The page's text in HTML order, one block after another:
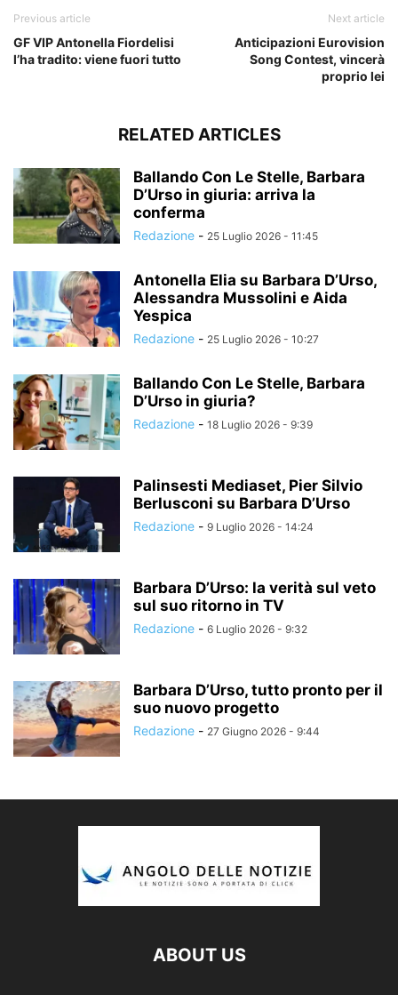
Previous article
GF VIP Antonella Fiordelisi
l’ha tradito: viene fuori tutto
Next article
Anticipazioni Eurovision
Song Contest, vincerà
proprio lei
RELATED ARTICLES
Ballando Con Le Stelle, Barbara
D’Urso in giuria: arriva la
conferma
Redazione - 25 Luglio 2026 - 11:45
Antonella Elia su Barbara D’Urso,
Alessandra Mussolini e Aida
Yespica
Redazione - 25 Luglio 2026 - 10:27
Ballando Con Le Stelle, Barbara
D’Urso in giuria?
Redazione - 18 Luglio 2026 - 9:39
Palinsesti Mediaset, Pier Silvio
Berlusconi su Barbara D’Urso
Redazione - 9 Luglio 2026 - 14:24
Barbara D’Urso: la verità sul veto
sul suo ritorno in TV
Redazione - 6 Luglio 2026 - 9:32
Barbara D’Urso, tutto pronto per il
suo nuovo progetto
Redazione - 27 Giugno 2026 - 9:44
ABOUT US